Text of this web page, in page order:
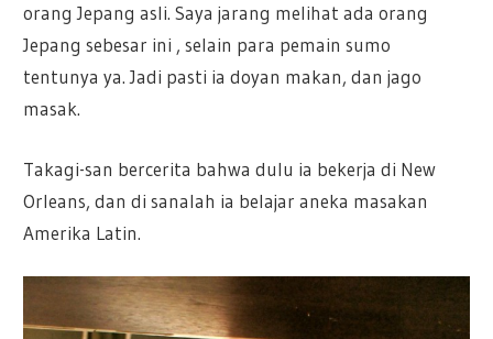
orang Jepang asli. Saya jarang melihat ada orang
Jepang sebesar ini , selain para pemain sumo
tentunya ya. Jadi pasti ia doyan makan, dan jago
masak.
Takagi-san bercerita bahwa dulu ia bekerja di New
Orleans, dan di sanalah ia belajar aneka masakan
Amerika Latin.